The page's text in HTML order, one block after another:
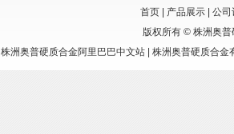
首页
产品展示
公司
版权所有 © 株洲奥普
株洲奥普硬质合金阿里巴巴中文站| 株洲奥普硬质合金